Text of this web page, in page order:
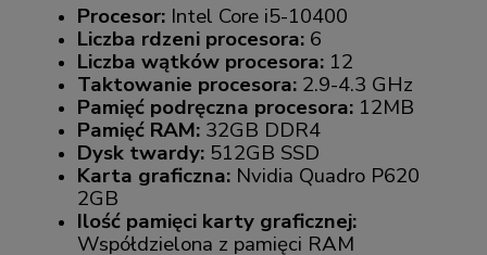
Procesor: Intel Core i5-10400
Liczba rdzeni procesora: 6
Liczba wątków procesora: 12
Taktowanie procesora: 2.9-4.3 GHz
Pamięć podręczna procesora: 12MB
Pamięć RAM: 32GB DDR4
Dysk twardy: 512GB SSD
Karta graficzna: Nvidia Quadro P620
2GB
Ilość pamięci karty graficznej:
Współdzielona z pamięci RAM